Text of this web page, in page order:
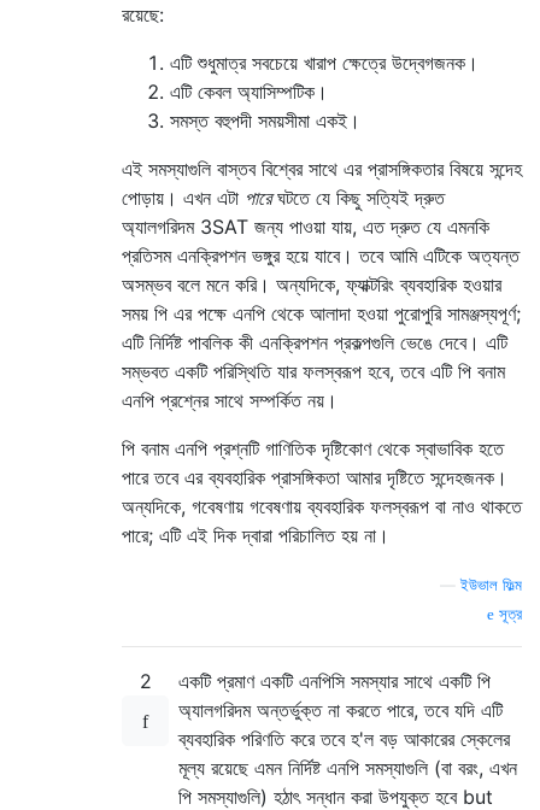
রয়েছে:
এটি শুধুমাত্র সবচেয়ে খারাপ ক্ষেত্রে উদ্বেগজনক।
এটি কেবল অ্যাসিম্পটিক।
সমস্ত বহুপদী সময়সীমা একই।
এই সমস্যাগুলি বাস্তব বিশ্বের সাথে এর প্রাসঙ্গিকতার বিষয়ে সন্দেহ
পোড়ায়। এখন এটা পারেঘটতে যে কিছু সত্যিই দ্রুত
অ্যালগরিদম 3SAT জন্য পাওয়া যায়, এত দ্রুত যে এমনকি
প্রতিসম এনক্রিপশন ভঙ্গুর হয়ে যাবে। তবে আমি এটিকে অত্যন্ত
অসম্ভব বলে মনে করি। অন্যদিকে, ফ্যাক্টরিং ব্যবহারিক হওয়ার
সময় পি এর পক্ষে এনপি থেকে আলাদা হওয়া পুরোপুরি সামঞ্জস্যপূর্ণ;
এটি নির্দিষ্ট পাবলিক কী এনক্রিপশন প্রকল্পগুলি ভেঙে দেবে। এটি
সম্ভবত একটি পরিস্থিতি যার ফলস্বরূপ হবে, তবে এটি পি বনাম
এনপি প্রশ্নের সাথে সম্পর্কিত নয়।
পি বনাম এনপি প্রশ্নটি গাণিতিক দৃষ্টিকোণ থেকে স্বাভাবিক হতে
পারে তবে এর ব্যবহারিক প্রাসঙ্গিকতা আমার দৃষ্টিতে সন্দেহজনক।
অন্যদিকে, গবেষণায় গবেষণায় ব্যবহারিক ফলস্বরূপ বা নাও থাকতে
পারে; এটি এই দিক দ্বারা পরিচালিত হয় না।
—ইউভাল ফিল্ম
সূত্র
2
একটি প্রমাণ একটি এনপিসি সমস্যার সাথে একটি পি
অ্যালগরিদম অন্তর্ভুক্ত না করতে পারে, তবে যদি এটি
ব্যবহারিক পরিণতি করে তবে হ'ল বড় আকারের স্কেলের
মূল্য রয়েছে এমন নির্দিষ্ট এনপি সমস্যাগুলি (বা বরং, এখন
পি সমস্যাগুলি) হঠাৎ সন্ধান করা উপযুক্ত হবে but